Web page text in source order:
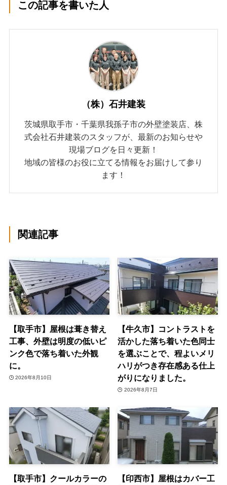
この記事を書いた人
（株）石井建装
茨城県取手市・千葉県我孫子市の外壁塗装店、株
式会社石井建装のスタッフが、最新のお知らせや
現場ブログを日々更新！
地域の皆様のお役に立てる情報をお届けして参り
ます！
関連記事
【取手市】屋根は葺き替え
工事、外壁は明度の低いピ
ンク色で落ち着いた外観
に。
2026年8月10日
【牛久市】コントラストを
活かした落ち着いた色同士
を選ぶことで、程よいメリ
ハリがつき存在感ある仕上
がりになりました。
2026年8月7日
【取手市】クールカラーの
【印西市】屋根はカバー工